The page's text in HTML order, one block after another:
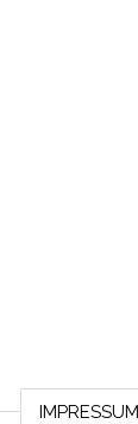
IMPRESSUM